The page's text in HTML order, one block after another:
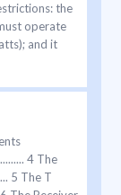
the
operate
and it
4 The
5 The T